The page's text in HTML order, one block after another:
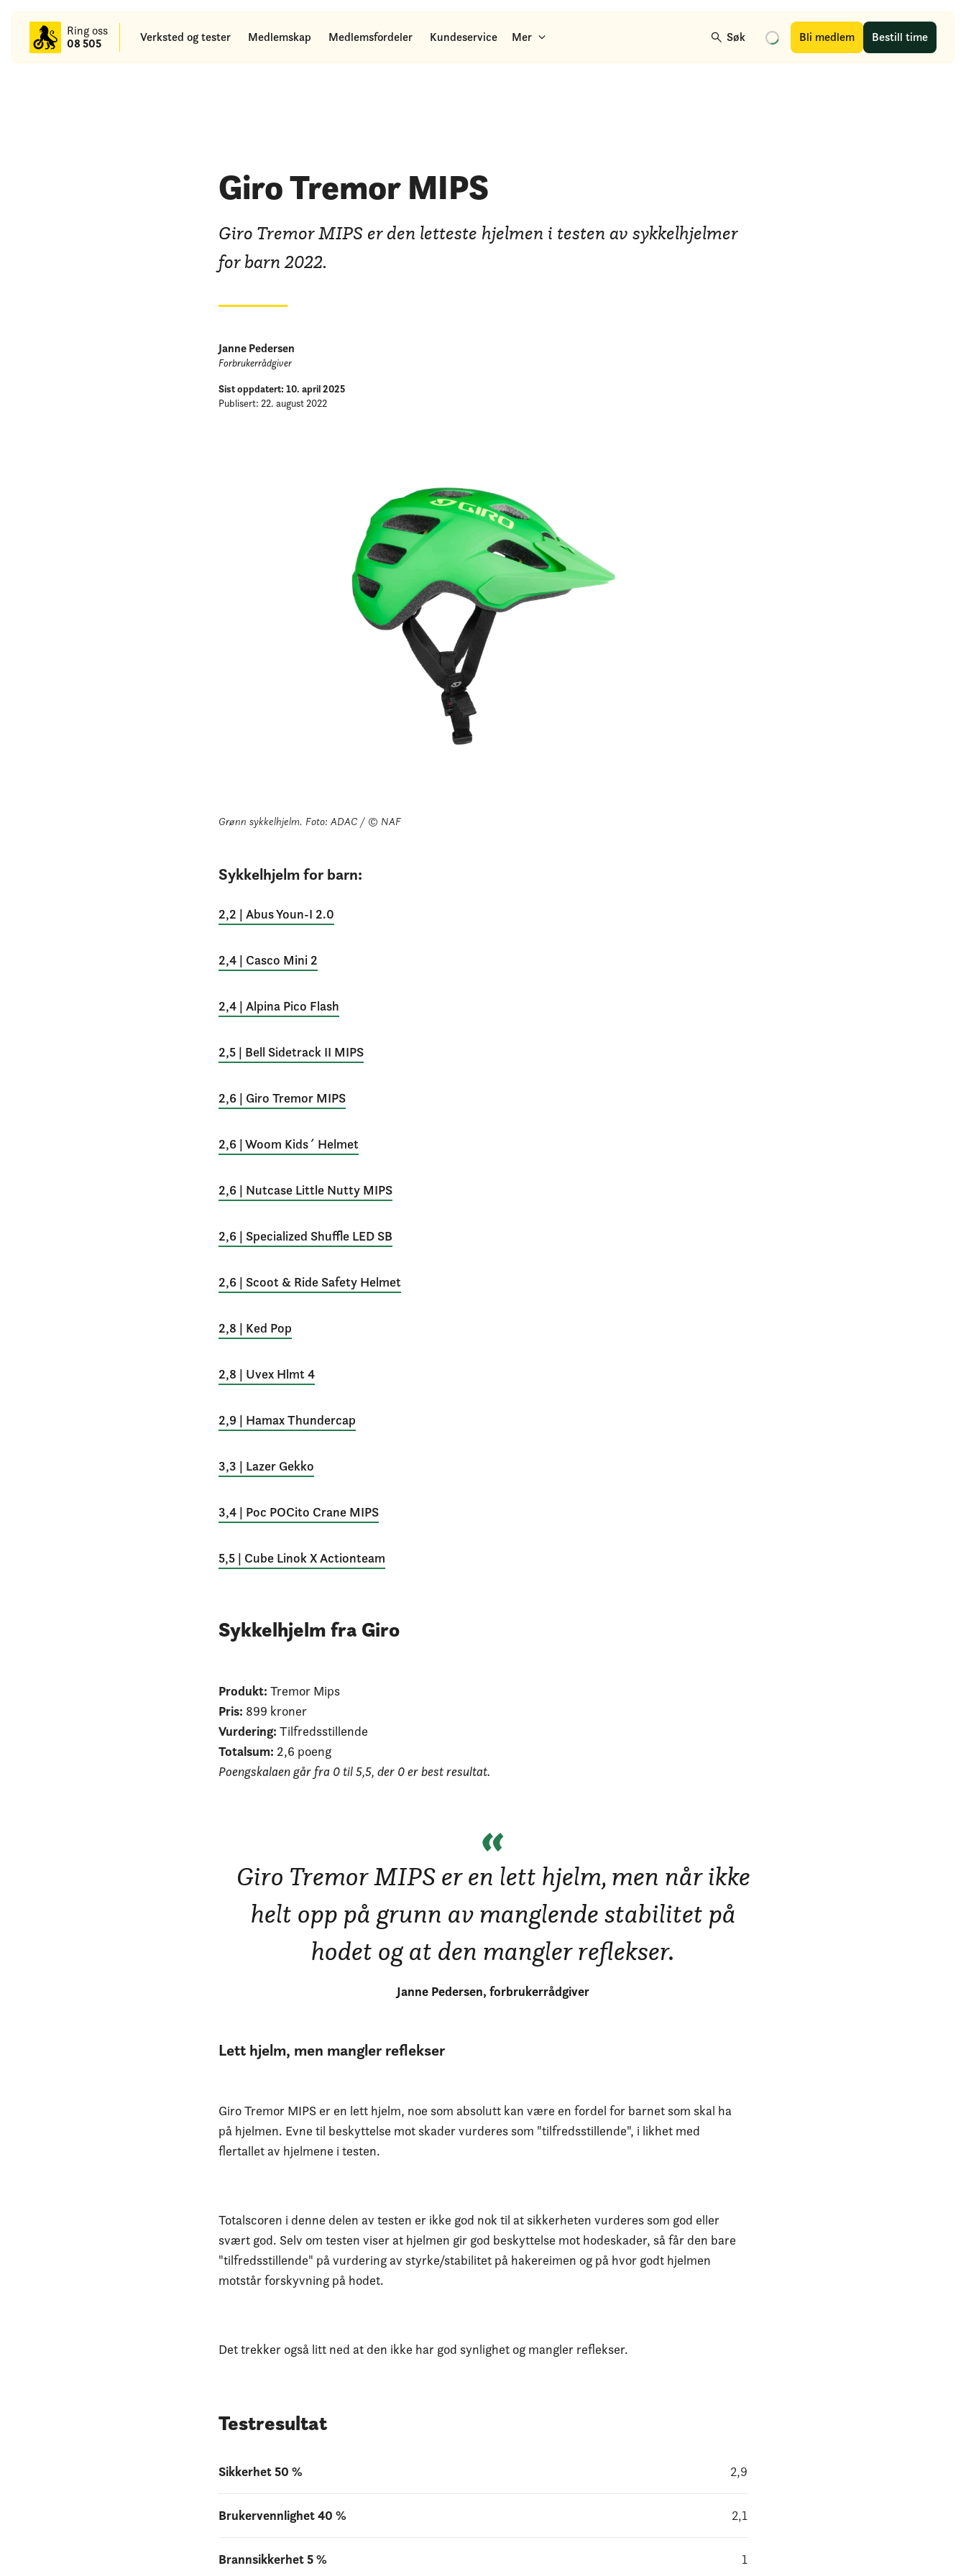
Ring oss
08 505
Verksted og tester Medlemskap Medlemsfordeler Kundeservice Mer Søk Bli medlem Bestill time
hovedinnhold
Giro Tremor MIPS
Giro Tremor MIPS er den letteste hjelmen i testen av sykkelhjelmer
for barn 2022.
Janne Pedersen
Forbrukerrådgiver
Sist oppdatert: 10. april 2025
Publisert: 22. august 2022
Grønn sykkelhjelm. Foto: ADAC / © NAF
Sykkelhjelm for barn:
2,2 | Abus Youn-I 2.0
2,4 | Casco Mini 2
2,4 | Alpina Pico Flash
2,5 | Bell Sidetrack II MIPS
2,6 | Giro Tremor MIPS
2,6 | Woom Kids´ Helmet
2,6 | Nutcase Little Nutty MIPS
2,6 | Specialized Shuffle LED SB
2,6 | Scoot & Ride Safety Helmet
2,8 | Ked Pop
2,8 | Uvex Hlmt 4
2,9 | Hamax Thundercap
3,3 | Lazer Gekko
3,4 | Poc POCito Crane MIPS
5,5 | Cube Linok X Actionteam
Sykkelhjelm fra Giro
Produkt: Tremor Mips
Pris: 899 kroner
Vurdering: Tilfredsstillende
Totalsum: 2,6 poeng
Poengskalaen går fra 0 til 5,5, der 0 er best resultat.
«
Giro Tremor MIPS er en lett hjelm, men når ikke
helt opp på grunn av manglende stabilitet på
hodet og at den mangler reflekser.
Janne Pedersen, forbrukerrådgiver
Lett hjelm, men mangler reflekser
Giro Tremor MIPS er en lett hjelm, noe som absolutt kan være en fordel for barnet som skal ha
på hjelmen. Evne til beskyttelse mot skader vurderes som "tilfredsstillende", i likhet med
flertallet av hjelmene i testen.
Totalscoren i denne delen av testen er ikke god nok til at sikkerheten vurderes som god eller
svært god. Selv om testen viser at hjelmen gir god beskyttelse mot hodeskader, så får den bare
"tilfredsstillende" på vurdering av styrke/stabilitet på hakereimen og på hvor godt hjelmen
motstår forskyvning på hodet.
Det trekker også litt ned at den ikke har god synlighet og mangler reflekser.
Testresultat
Sikkerhet 50 % 2,9
Brukervennlighet 40 % 2,1
Brannsikkerhet 5 % 1